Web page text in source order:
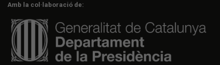
Amb la col·laboració de: